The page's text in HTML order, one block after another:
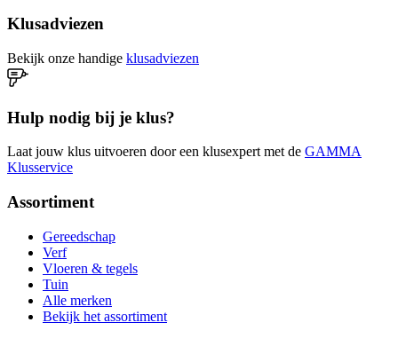
Klusadviezen
Bekijk onze handige klusadviezen
Hulp nodig bij je klus?
Laat jouw klus uitvoeren door een klusexpert met de GAMMA
Klusservice
Assortiment
Gereedschap
Verf
Vloeren & tegels
Tuin
Alle merken
Bekijk het assortiment